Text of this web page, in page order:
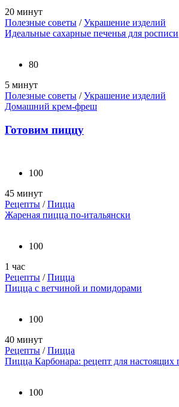
20 минут
Полезные советы /Украшение изделий
Идеальные сахарные печенья для росписи
80
5 минут
Полезные советы /Украшение изделий
Домашний крем-фреш
Готовим пиццу
100
45 минут
Рецепты /Пицца
Жареная пицца по-итальянски
100
1 час
Рецепты /Пицца
Пицца с ветчиной и помидорами
100
40 минут
Рецепты /Пицца
Пицца Карбонара: рецепт для настоящих
100